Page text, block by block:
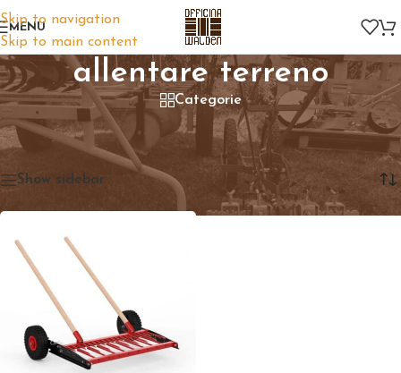
Skip to navigation
Skip to main content
MENU
allentare terreno
Categorie
Home/Prodotti taggati “allentare terreno”
Visualizzazione del risultato
Show sidebar